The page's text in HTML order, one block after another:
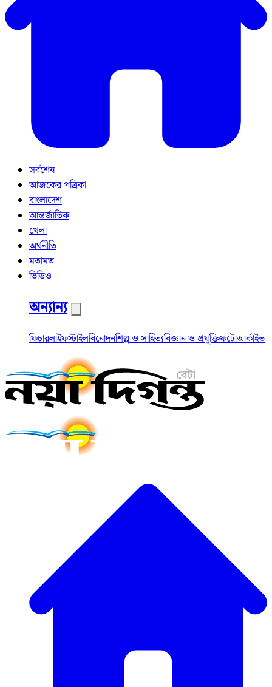
সর্বশেষ
আজকের পত্রিকা
বাংলাদেশ
আন্তর্জাতিক
খেলা
অর্থনীতি
মতামত
ভিডিও
অন্যান্য
ফিচারলাইফস্টাইলবিনোদনশিল্প ও সাহিত্যবিজ্ঞান ও প্রযুক্তিফটোআর্কাইভ